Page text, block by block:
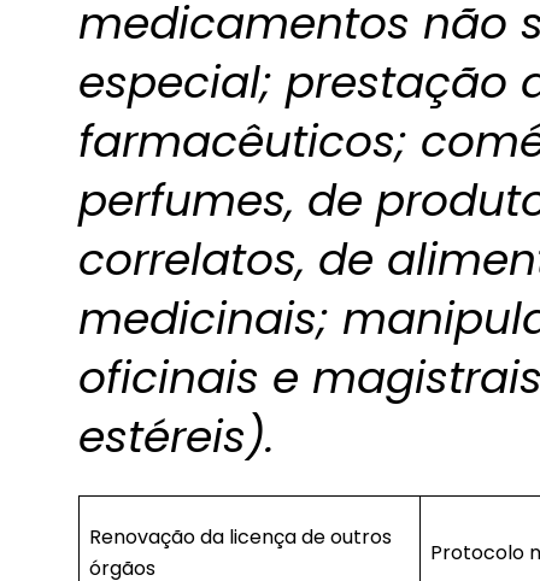
medicamentos não
especial; prestação
farmacêuticos;
perfumes, de
correlatos, de
medicinais;
oficinais e
estéreis).
Renovação da licença de outros
órgãos
Protocolo